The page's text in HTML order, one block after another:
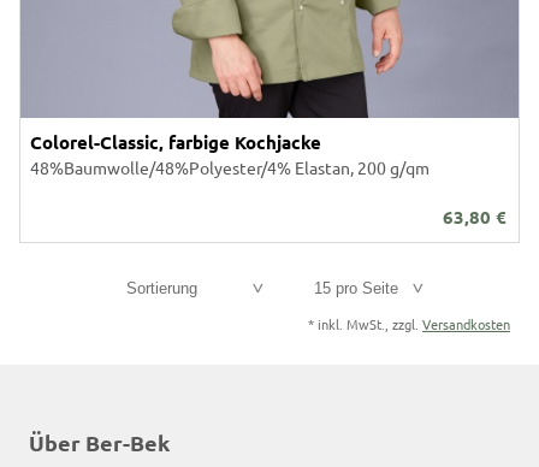
Colorel-Classic, farbige Kochjacke
48%Baumwolle/48%Polyester/4% Elastan, 200 g/qm
63,80 €
Sortierung 15 pro Seite
* inkl. MwSt., zzgl. Versandkosten
Über Ber-Bek